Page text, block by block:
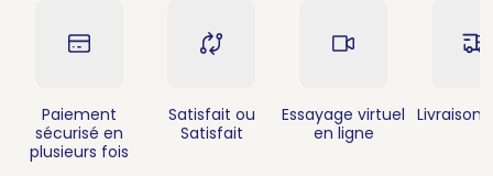
Paiement
sécurisé en
plusieurs fois
Satisfait ou
Satisfait
Essayage virtuel
en ligne
Livraison